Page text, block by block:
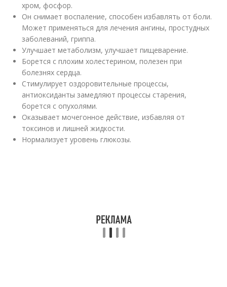
хром, фосфор.
Он снимает воспаление, способен избавлять от боли.
Может применяться для лечения ангины, простудных
заболеваний, гриппа.
Улучшает метаболизм, улучшает пищеварение.
Борется с плохим холестерином, полезен при
болезнях сердца.
Стимулирует оздоровительные процессы,
антиоксиданты замедляют процессы старения,
борется с опухолями.
Оказывает мочегонное действие, избавляя от
токсинов и лишней жидкости.
Нормализует уровень глюкозы.